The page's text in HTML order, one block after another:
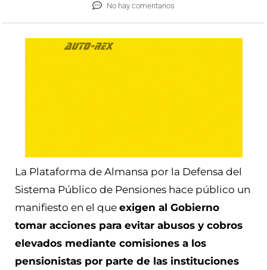
No hay comentarios
La Plataforma de Almansa por la Defensa del
Sistema Público de Pensiones hace público un
manifiesto en el que exigen al Gobierno
tomar acciones para evitar abusos y cobros
elevados mediante comisiones a los
pensionistas por parte de las instituciones